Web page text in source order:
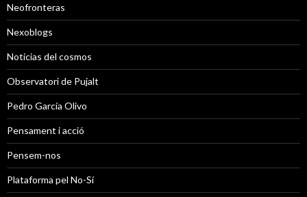
Neofronteras
Nexoblogs
Noticias del cosmos
Observatori de Pujalt
Pedro García Olivo
Pensament i acció
Pensem-nos
Plataforma pel No-Sí